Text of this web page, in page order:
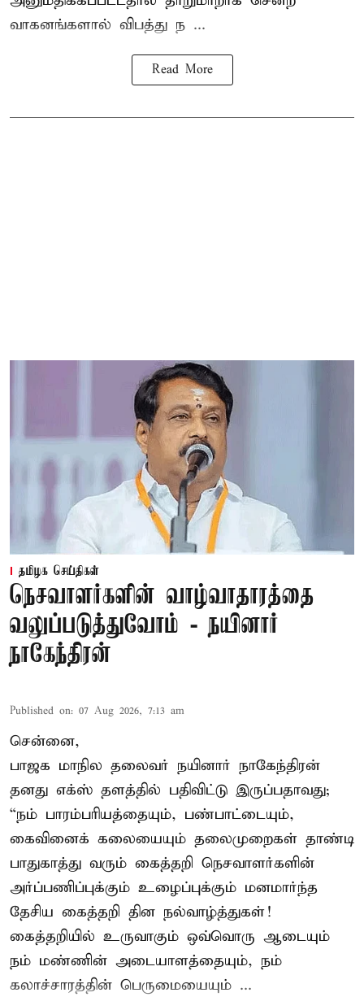
வாகனங்களால் விபத்து ந ...
Read More
தமிழக செய்திகள்
நெசவாளர்களின் வாழ்வாதாரத்தை
வலுப்படுத்துவோம் - நயினார்
நாகேந்திரன்
Published on: 07 Aug 2026, 7:13 am
சென்னை,
பாஜக மாநில தலைவர் நயினார் நாகேந்திரன்
தனது எக்ஸ் தளத்தில் பதிவிட்டு இருப்பதாவது;
“நம் பாரம்பரியத்தையும், பண்பாட்டையும்,
கைவினைக் கலையையும் தலைமுறைகள் தாண்டி
பாதுகாத்து வரும் கைத்தறி நெசவாளர்களின்
அர்ப்பணிப்புக்கும் உழைப்புக்கும் மனமார்ந்த
தேசிய கைத்தறி தின நல்வாழ்த்துகள்!
கைத்தறியில் உருவாகும் ஒவ்வொரு ஆடையும்
நம் மண்ணின் அடையாளத்தையும், நம்
கலாச்சாரத்தின் பெருமையையும் ...